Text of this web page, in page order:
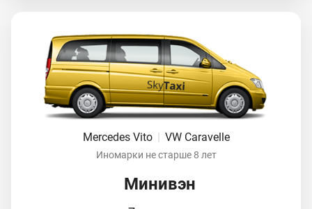
Mercedes Vito VW Caravelle
Иномарки не старше 8 лет
Минивэн